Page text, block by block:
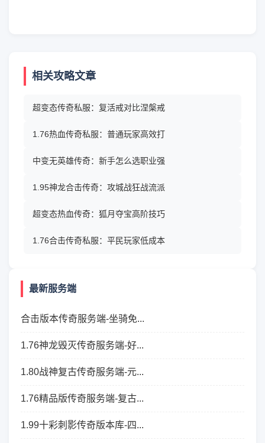
相关攻略文章
超变态传奇私服：复活戒对比涅槃戒
1.76热血传奇私服：普通玩家高效打
中变无英雄传奇：新手怎么选职业强
1.95神龙合击传奇：攻城战狂战流派
超变态热血传奇：狐月夺宝高阶技巧
1.76合击传奇私服：平民玩家低成本
最新服务端
合击版本传奇服务端-坐骑免...
1.76神龙毁灭传奇服务端-好...
1.80战神复古传奇服务端-元...
1.76精品版传奇服务端-复古...
1.99十彩刺影传奇版本库-四...